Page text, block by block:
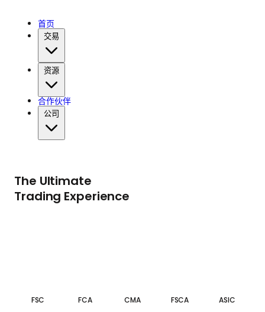
首页
交易
资源
合作伙伴
公司
The Ultimate
Trading Experience
FSC FCA CMA FSCA ASIC